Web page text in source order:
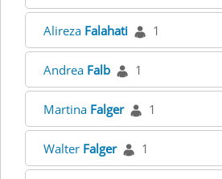
Alireza Falahati 1
Andrea Falb 1
Martina Falger 1
Walter Falger 1